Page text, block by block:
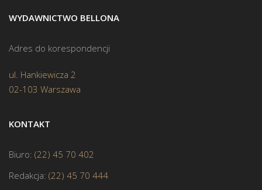
WYDAWNICTWO BELLONA
Adres do korespondencji
ul. Hankiewicza 2
02-103 Warszawa
KONTAKT
Biuro: (22) 45 70 402
Redakcja: (22) 45 70 444